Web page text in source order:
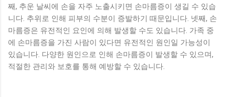
째, 추운 날씨에 손을 자주 노출시키면 손마름증이 생길 수 있습
니다. 추위로 인해 피부의 수분이 증발하기 때문입니다. 넷째, 손
마름증은 유전적인 요인에 의해 발생할 수도 있습니다. 가족 중
에 손마름증을 가진 사람이 있다면 유전적인 원인일 가능성이
있습니다. 다양한 원인으로 인해 손마름증이 발생할 수 있으며,
적절한 관리와 보호를 통해 예방할 수 있습니다.